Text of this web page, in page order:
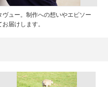
ュー。制作への想いやエピソー
届けします。